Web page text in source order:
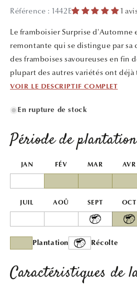
fenêtre
Référence : 1442E 1
Le framboisier Surprise d'Automne
remontante qui se distingue par sa
des framboises savoureuses en fin
plupart des autres variétés ont
VOIR LE DESCRIPTIF COMPLET
En rupture de stock
Période de
JAN FÉV MAR AVR
JUIL AOÛ SEPT OCT
Plantation Récolte
Caractéristiques de